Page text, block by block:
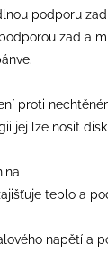
podporu zad
zad a
proti
jej lze nosit
teplo a
napětí a